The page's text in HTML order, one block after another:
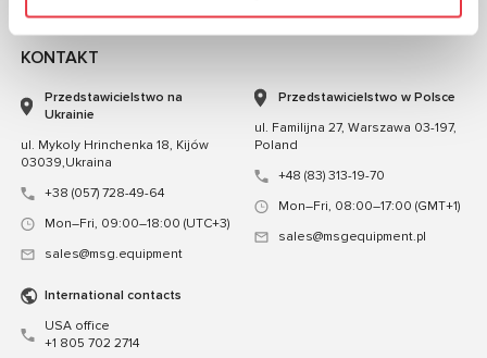
KONTAKT
Przedstawicielstwo na
Ukrainie
ul. Mykoly Hrinchenka 18, Kijów
03039,Ukraina
+38 (057) 728-49-64
Mon–Fri, 09:00–18:00 (UTC+3)
sales@msg.equipment
Przedstawicielstwo w Polsce
ul. Familijna 27, Warszawa 03-197,
Poland
+48 (83) 313-19-70
Mon–Fri, 08:00–17:00 (GMT+1)
sales@msgequipment.pl
International contacts
USA office
+1 805 702 2714